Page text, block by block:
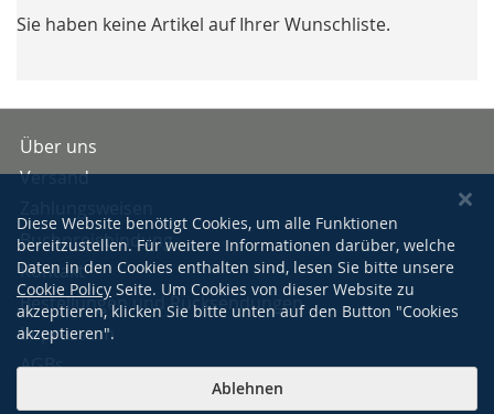
Sie haben keine Artikel auf Ihrer Wunschliste.
Über uns
Versand
Buchpreisbindung
Kontakt
Bestellungen und Rücksendungen
Impressum
AGBs
Diese Website benötigt Cookies, um alle Funktionen
bereitzustellen. Für weitere Informationen darüber, welche
Daten in den Cookies enthalten sind, lesen Sie bitte unsere
Cookie Policy Seite. Um Cookies von dieser Website zu
akzeptieren, klicken Sie bitte unten auf den Button "Cookies
akzeptieren".
Ablehnen